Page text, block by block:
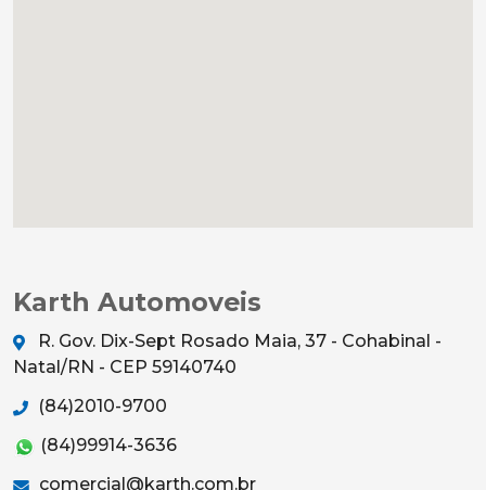
Karth Automoveis
R. Gov. Dix-Sept Rosado Maia, 37 - Cohabinal -
Natal/RN - CEP 59140740
(84)2010-9700
(84)99914-3636
comercial@karth.com.br